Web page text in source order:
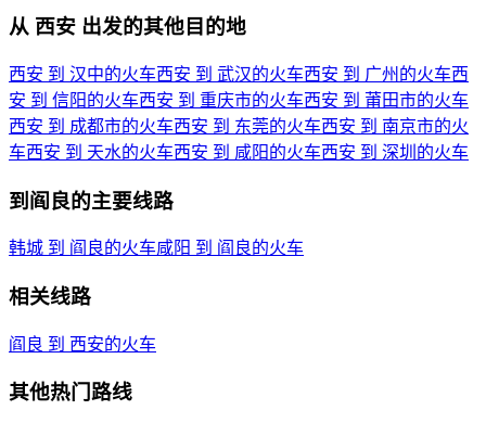
从 西安 出发的其他目的地
西安 到 汉中的火车西安 到 武汉的火车西安 到 广州的火车西
安 到 信阳的火车西安 到 重庆市的火车西安 到 莆田市的火车
西安 到 成都市的火车西安 到 东莞的火车西安 到 南京市的火
车西安 到 天水的火车西安 到 咸阳的火车西安 到 深圳的火车
到阎良的主要线路
韩城 到 阎良的火车咸阳 到 阎良的火车
相关线路
阎良 到 西安的火车
其他热门路线